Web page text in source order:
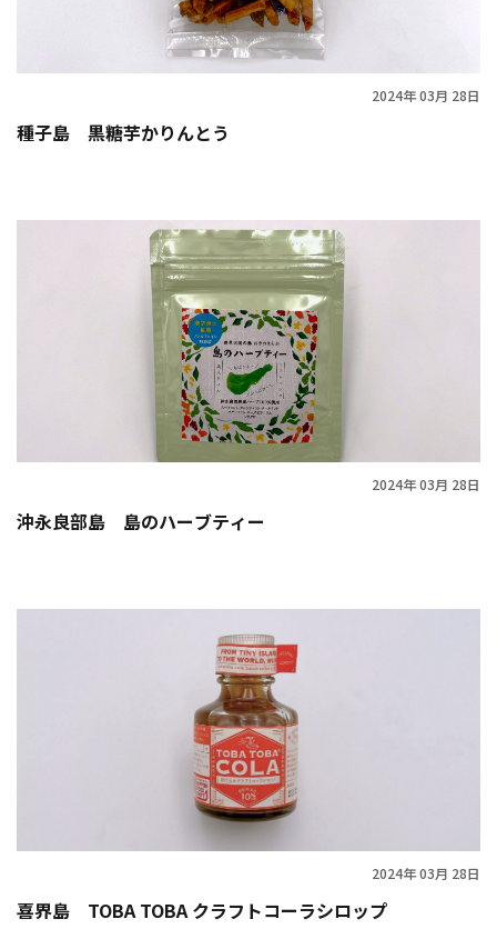
2024年 03月 28日
種子島 黒糖芋かりんとう
2024年 03月 28日
沖永良部島 島のハーブティー
2024年 03月 28日
喜界島 TOBA TOBA クラフトコーラシロップ